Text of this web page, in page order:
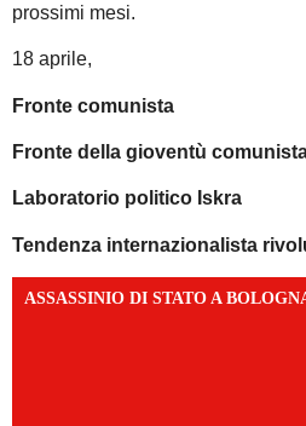
prossimi mesi.
18 aprile,
Fronte comunista
Fronte della gioventù
Laboratorio politico Iskra
Tendenza internazionalista
ASSASSINIO DI STATO A